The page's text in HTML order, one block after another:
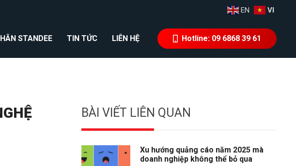
EN VI
STANDEE TIN TỨC LIÊN HỆ Hotline: 09 6868 39 61
BÀI VIẾT LIÊN QUAN
Xu hướng quảng cáo năm 2025 mà
doanh nghiệp không thể bỏ qua